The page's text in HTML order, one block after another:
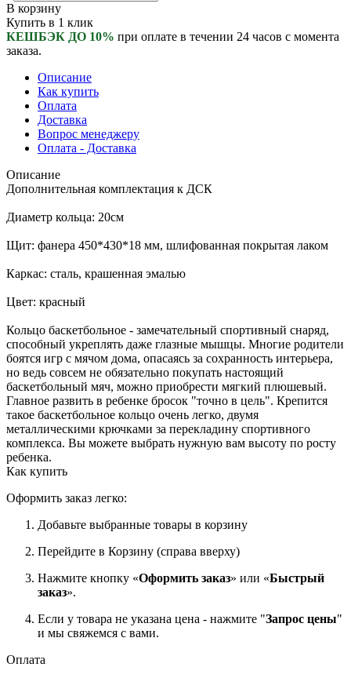
В корзину
Купить в 1 клик
КЕШБЭК ДО 10% при оплате в течении 24 часов с момента
заказа.
Описание
Как купить
Оплата
Доставка
Вопрос менеджеру
Оплата - Доставка
Описание
Дополнительная комплектация к ДСК
Диаметр кольца: 20см
Щит: фанера 450*430*18 мм, шлифованная покрытая лаком
Каркас: сталь, крашенная эмалью
Цвет: красный
Кольцо баскетбольное - замечательный спортивный снаряд,
способный укреплять даже глазные мышцы. Многие родители
боятся игр с мячом дома, опасаясь за сохранность интерьера,
но ведь совсем не обязательно покупать настоящий
баскетбольный мяч, можно приобрести мягкий плюшевый.
Главное развить в ребенке бросок "точно в цель". Крепится
такое баскетбольное кольцо очень легко, двумя
металлическими крючками за перекладину спортивного
комплекса. Вы можете выбрать нужную вам высоту по росту
ребенка.
Как купить
Оформить заказ легко:
Добавьте выбранные товары в корзину
Перейдите в Корзину (справа вверху)
Нажмите кнопку «Оформить заказ» или «Быстрый
заказ».
Если у товара не указана цена - нажмите "Запрос цены"
и мы свяжемся с вами.
Оплата